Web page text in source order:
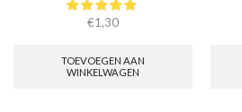
€1,30
TOEVOEGEN AAN
WINKELWAGEN